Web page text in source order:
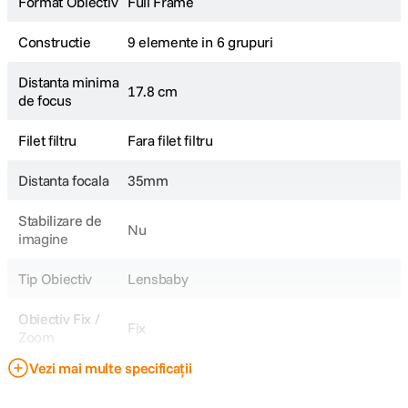
Constructie 9 elemente in 6 grupuri
Distanta minima
de focus
17.8 cm
Filet filtru Fara filet filtru
Distanta focala 35mm
Stabilizare de
imagine
Nu
Tip Obiectiv Lensbaby
Obiectiv Fix /
Zoom
Fix
Focala Fixa 35mm
Vezi mai multe specificații